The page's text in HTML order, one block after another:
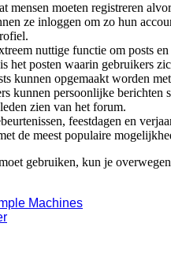
mensen moeten registreren
ze inloggen om zo hun
nuttige functie om posts
het posten waarin gebruikers
kunnen opgemaakt worden
kunnen persoonlijke berichten
zien van het forum.
feestdagen en
de meest populaire
gebruiken, kun je
Machines